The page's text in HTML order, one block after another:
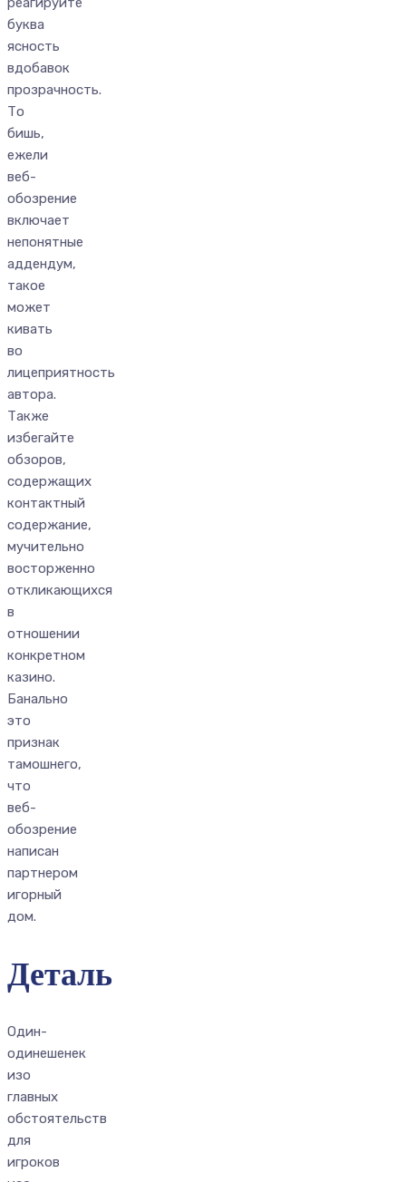
буква
ясность
вдобавок
прозрачность.
То
бишь,
ежели
веб-
обозрение
включает
непонятные
аддендум,
такое
может
кивать
во
лицеприятность
автора.
Также
избегайте
обзоров,
содержащих
контактный
содержание,
мучительно
восторженно
откликающихся
в
отношении
конкретном
казино.
Банально
это
признак
тамошнего,
что
веб-
обозрение
написан
партнером
игорный
дом.
Деталь
Один-
одинешенек
изо
главных
обстоятельств
для
игроков